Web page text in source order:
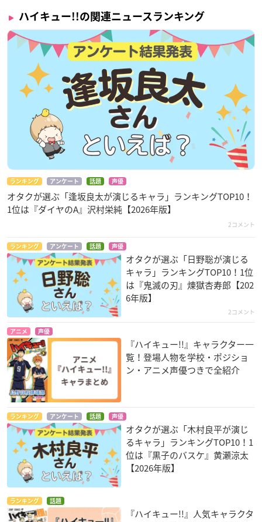
ハイキュー!!の関連ニュースランキング
ランキング アンケート 話題 声優
オタクが選ぶ「逢坂良太が演じるキャラ」ランキングTOP10！
1位は『ダイヤのA』沢村栄純【2026年版】
2コメント
ランキング アンケート 話題 声優
オタクが選ぶ「日野聡が演じる
キャラ」ランキングTOP10！1位
は『鬼滅の刃』煉󠄁獄杏寿郎【202
6年版】
2コメント
アニメ 声優
『ハイキュー!!』キャラクター一
覧！登場人物を学校・ポジショ
ン・アニメ声優つきで全紹介
ランキング アンケート 話題 声優
オタクが選ぶ「木村良平が演じ
るキャラ」ランキングTOP10！1
位は『黒子のバスケ』黄瀬涼太
【2026年版】
ランキング 話題
『ハイキュー!!』人気キャラクタ